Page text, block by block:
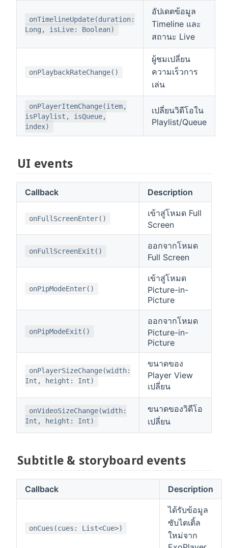
onTimelineUpdate(duration:
Long, isLive: Boolean)
อัปเดตข้อมูล
Timeline และ
สถานะ Live
onPlaybackRateChange()
ผู้ชมเปลี่ยน
ความเร็วการ
เล่น
onPlayerItemChange(item,
isPlaylist, isQueue,
index)
เปลี่ยนวิดีโอใน
Playlist/Queue
UI events
Callback Description
onFullScreenEnter()
เข้าสู่โหมด Full
Screen
onFullScreenExit()
ออกจากโหมด
Full Screen
onPipModeEnter()
เข้าสู่โหมด
Picture-in-
Picture
onPipModeExit()
ออกจากโหมด
Picture-in-
Picture
onPlayerSizeChange(width:
Int, height: Int)
ขนาดของ
Player View
เปลี่ยน
onVideoSizeChange(width:
Int, height: Int)
ขนาดของวิดีโอ
เปลี่ยน
Subtitle & storyboard events
Callback Description
onCues(cues: List<Cue>)
ได้รับข้อมูล
ซับไตเติ้ล
ใหม่จาก